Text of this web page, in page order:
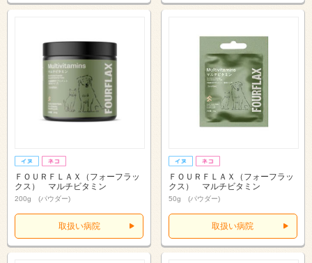
ＦＯＵＲＦＬＡＸ（フォーフラッ
クス） マルチビタミン
200g (パウダー)
取扱い病院
ＦＯＵＲＦＬＡＸ（フォーフラッ
クス） マルチビタミン
50g (パウダー)
取扱い病院